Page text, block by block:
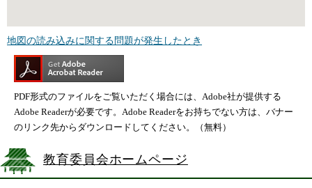
教育委員会ホームページ
地図の読み込みに関する問題が発生したとき
PDF形式のファイルをご覧いただく場合には、Adobe社が提供する
Adobe Readerが必要です。Adobe Readerをお持ちでない方は、バナー
のリンク先からダウンロードしてください。（無料）